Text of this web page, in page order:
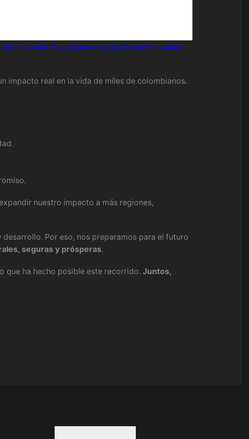
la vivienda. Hoy, miramos con orgullo nuestro camino
impacto real en la vida de miles de colombianos.
nuestro impacto a más regiones,
Por eso, nos preparamos para el futuro
seguras y prósperas.
que ha hecho posible este recorrido. Juntos,